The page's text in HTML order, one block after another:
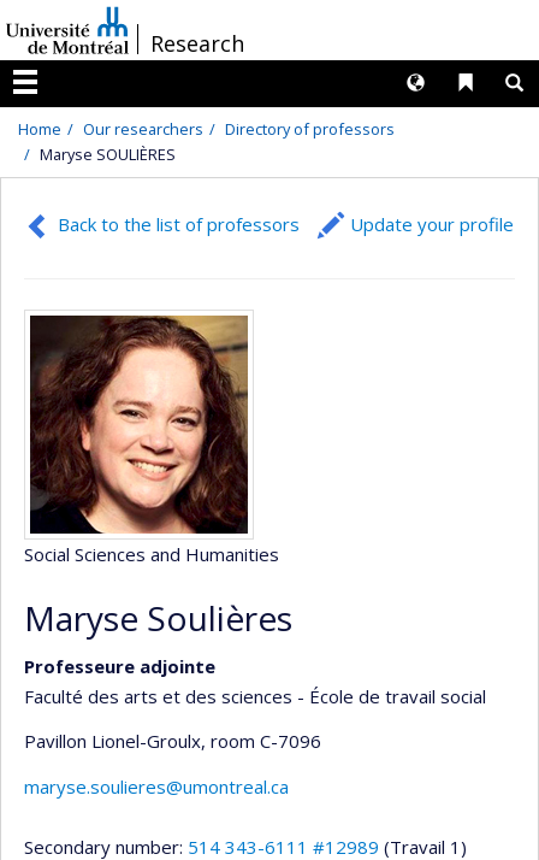
au
contenu
/Research
Menu
Liens
Langues
Home Our researchers
Directory of professors
Maryse SOULIÈRES
Back to the list of professors Update your profile
Social Sciences and Humanities
Maryse Soulières
Professeure adjointe
Faculté des arts et des sciences - École de travail social
Pavillon Lionel-Groulx, room C-7096
maryse.soulieres@umontreal.ca
Secondary number: 514 343-6111 #12989 (Travail 1)